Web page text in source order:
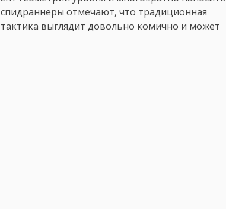
отмечают, что традиционная
выглядит довольно комично и может